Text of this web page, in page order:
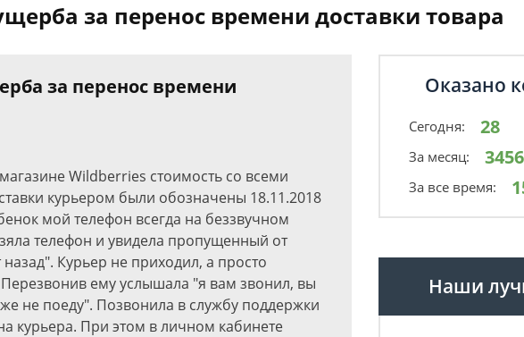
за перенос времени доставки товара
за перенос времени
Wildberries стоимость со всеми
курьером были обозначены 18.11.2018
мой телефон всегда на беззвучном
телефон и увидела пропущенный от
Курьер не приходил, а просто
ему услышала "я вам звонил, вы
не поеду". Позвонила в службу поддержки
курьера. При этом в личном кабинете
Оказано
Сегодня: 28
За месяц:
За все время:
Наши